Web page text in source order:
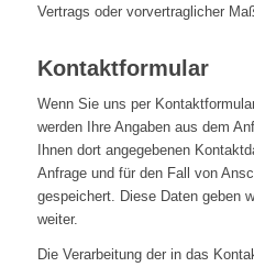
Vertrags oder vorvertraglicher
Kontaktformular
Wenn Sie uns per
werden Ihre Angaben aus dem
Ihnen dort angegebenen
Anfrage und für den Fall von
gespeichert. Diese Daten geben
weiter.
Die Verarbeitung der in das